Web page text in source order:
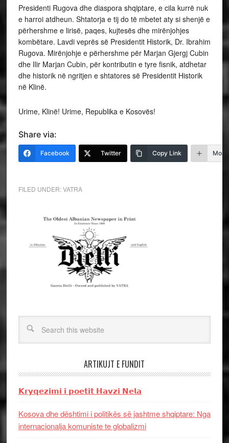
Presidenti Rugova dhe diaspora shqiptare, e cila kurrë nuk
e harroi atdheun. Shtatorja e tij do të mbetet aty si shenjë e
përhershme e lirisë, paqes, kujtesës dhe mirënjohjes
kombëtare. Lavdi veprës së Presidentit Historik, Dr. Ibrahim
Rugova. Mirënjohje e përhershme për Marjan Gjergj Cubin
dhe Ilir Marjan Cubin, për kontributin e tyre fisnik, atdhetar
dhe historik në ngritjen e shtatores së Presidentit Historik
në Klinë.
Urime, Klinë! Urime, Republika e Kosovës!
Share via:
Facebook Twitter Copy Link More
FILED UNDER:VATRA
ARTIKUJT E FUNDIT
𝗞𝗿𝘆𝗾𝗲𝘇𝗶𝗺𝗶 𝗶 𝗽𝗼𝗲𝘁𝗶𝘁 𝗛𝗮𝘃𝘇𝗶 𝗡𝗲𝗹𝗮
Kosova dhe dështimi i politikës së jashtme shqiptare: Nga
internacionalja komuniste te globalizmi